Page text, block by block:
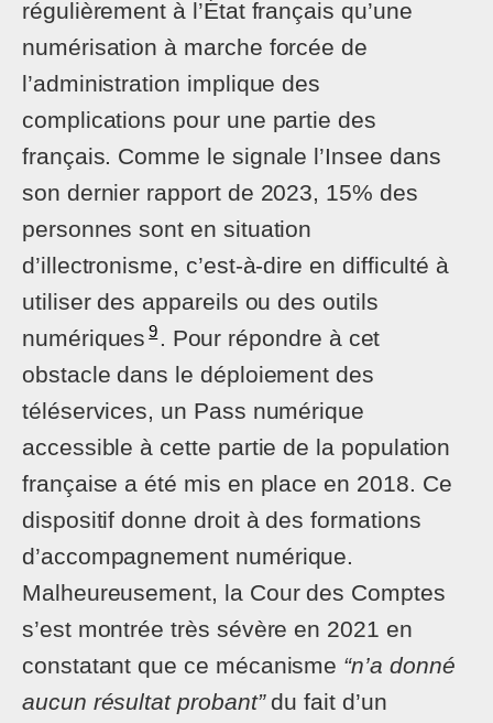
régulièrement à l’État français qu’une
numérisation à marche forcée de
l’administration implique des
complications pour une partie des
français. Comme le signale l’Insee dans
son dernier rapport de 2023, 15% des
personnes sont en situation
d’illectronisme, c’est-à-dire en difficulté à
utiliser des appareils ou des outils
numériques 9 . Pour répondre à cet
obstacle dans le déploiement des
téléservices, un Pass numérique
accessible à cette partie de la population
française a été mis en place en 2018. Ce
dispositif donne droit à des formations
d’accompagnement numérique.
Malheureusement, la Cour des Comptes
s’est montrée très sévère en 2021 en
constatant que ce mécanisme “n’a donné
aucun résultat probant”du fait d’un